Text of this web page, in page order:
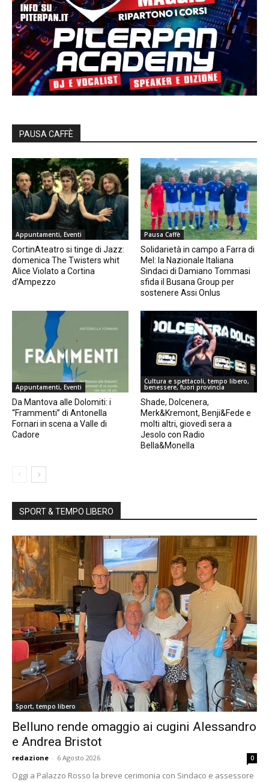
PAUSA CAFFÈ
Appuntamenti, Eventi
CortinAteatro si tinge di Jazz:
domenica The Twisters whit
Alice Violato a Cortina
d’Ampezzo
Pausa Caffè
Solidarietà in campo a Farra di
Mel: la Nazionale Italiana
Sindaci di Damiano Tommasi
sfida il Busana Group per
sostenere Assi Onlus
Appuntamenti, Eventi
Da Mantova alle Dolomiti: i
“Frammenti” di Antonella
Fornari in scena a Valle di
Cadore
Cultura e spettacoli, tempo libero,
benessere, fuori provincia
Shade, Dolcenera,
Merk&Kremont, Benji&Fede e
molti altri, giovedì sera a
Jesolo con Radio
Bella&Monella
SPORT & TEMPO LIBERO
Sport, tempo libero
Belluno rende omaggio ai cugini Alessandro
e Andrea Bristot
redazione - 6 Agosto 2026 0
Oggi a Palazzo Rosso la breve cerimonia con Sindaco e assessore